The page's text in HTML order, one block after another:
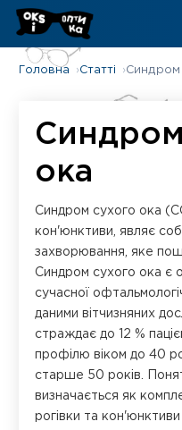
Головна Статті Синдром
ока
Синдром сухого ока
кон'юнктиви, являє
захворювання, яке
Синдром сухого ока є
сучасної
даними вітчизняних
страждає до 12 %
профілю віком до 40
старше 50 років.
визначається як
рогівки та